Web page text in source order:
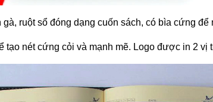
ruột sổ đóng dạng cuốn sách, có bìa cứng để
nét cứng cỏi và mạnh mẽ. Logo được in 2 vị